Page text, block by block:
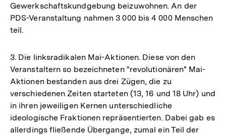
Gewerkschaftskundgebung beizuwohnen. An der
PDS-Veranstaltung nahmen 3 000 bis 4 000 Menschen
teil.
3. Die linksradikalen Mai-Aktionen. Diese von den
Veranstaltern so bezeichneten "revolutionären" Mai-
Aktionen bestanden aus drei Zügen, die zu
verschiedenen Zeiten starteten (13, 16 und 18 Uhr) und
in ihren jeweiligen Kernen unterschiedliche
ideologische Fraktionen repräsentierten. Dabei gab es
allerdings fließende Übergange, zumal ein Teil der